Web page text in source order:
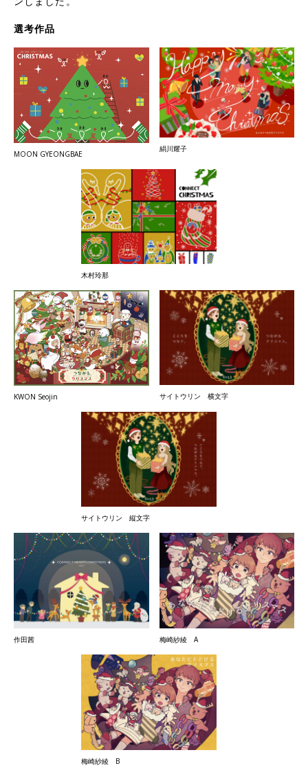
選考作品
MOON GYEONGBAE
絹川耀子
木村玲那
KWON Seojin サイトウリン 横文字
サイトウリン 縦文字
作田茜 梅崎紗綾 A
梅崎紗綾 B